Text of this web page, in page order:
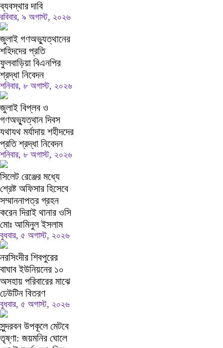
ব্যবস্থার দাবি
রবিবার, ৯ অগাস্ট, ২০২৬
জুলাই গণঅভ্যুত্থানের
শহিদদের প্রতি
ফুলবাড়িয়া বিএনপির
শ্রদ্ধা নিবেদন
শনিবার, ৮ অগাস্ট, ২০২৬
জুলাই বিপ্লব ও
গণঅভ্যুত্থান দিবস
যথাযথ মর্যাদায় শহীদদের
প্রতি শ্রদ্ধা নিবেদন
শনিবার, ৮ অগাস্ট, ২০২৬
সিলেট রেঞ্জের মধ্যে
শ্রেষ্ট অফিসার হিসেবে
সম্মাননাপত্র গ্রহন
করেন দিরাই থানার ওসি
মোঃ আমিনুল ইসলাম
বুধবার, ৫ অগাস্ট, ২০২৬
নরসিংদীর শিবপুরের
বাঘাব ইউনিয়নের ১০
অসহায় পরিবারের মাঝে
ঢেউটিন বিতরণ
বুধবার, ৫ অগাস্ট, ২০২৬
সুন্দরবন উপকূলে মেটবে
তৃষ্ণা: জয়মনির ঘোলে